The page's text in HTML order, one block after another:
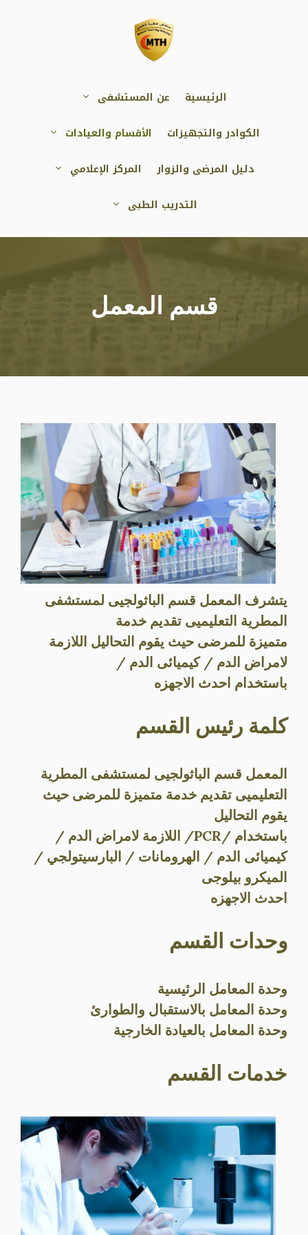
الرئيسية
عن المستشفى
الكوادر والتجهيزات
الأقسام والعيادات
دليل المرضى والزوار
المركز الإعلامي
التدريب الطبى
قسم المعمل
يتشرف المعمل قسم الباثولجيى لمستشفى
المطرية التعليميى تقديم خدمة
متميزة للمرضى حيث يقوم التحاليل اللازمة
لامراض الدم / كيميائى الدم /
باستخدام احدث الاجهزه
كلمة رئيس القسم
المعمل قسم الباثولجيى لمستشفى المطرية
التعليميى تقديم خدمة متميزة للمرضى حيث
يقوم التحاليل
باستخدام /PCR/ اللازمة لامراض الدم /
كيميائى الدم / الهرومانات / البارسيتولجي /
الميكرو بيلوجى
احدث الاجهزه
وحدات القسم
وحدة المعامل الرئيسية
وحدة المعامل بالاستقبال والطوارئ
وحدة المعامل بالعيادة الخارجية
خدمات القسم